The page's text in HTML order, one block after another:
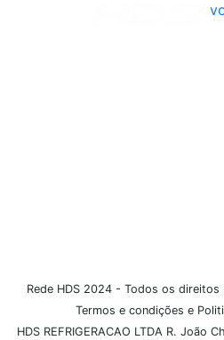
Rede HDS 2024 - Todos os
Termos e condições e
HDS REFRIGERACAO LTDA R. João